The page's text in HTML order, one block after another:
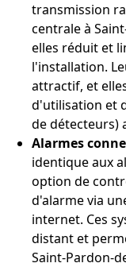
transmission
centrale à
elles réduit et
l'installation.
attractif, et
d'utilisation et
de détecteurs)
Alarmes
identique aux
option de
d'alarme via
internet. Ces
distant et
Saint-Pardon-